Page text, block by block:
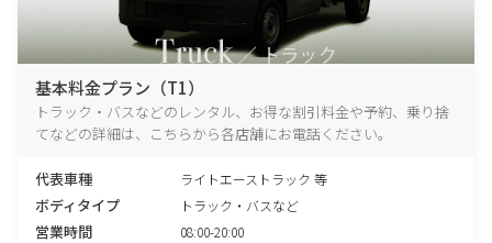
基本料金プラン（T1）
トラック・バスなどのレンタル、お得な割引料金や予約、乗り捨
てなどの詳細は、こちらから各店舗にお電話ください。
代表車種 ライトエーストラック 等
ボディタイプ トラック・バスなど
営業時間 08:00-20:00